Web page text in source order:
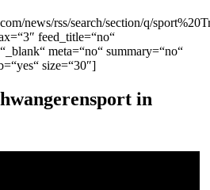
news/rss/search/section/q/
feed_title=“no“
meta=“no“ summary=“no“
size=“30″]
in